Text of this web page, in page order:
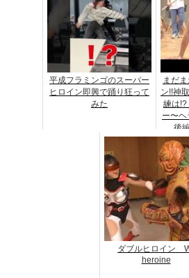
平成フラミンゴのスーパー
ヒロイン即興で踊り狂って
みた
まだ
ン!!神
練は!?
ー〜
後
ダブルヒロイン
heroine